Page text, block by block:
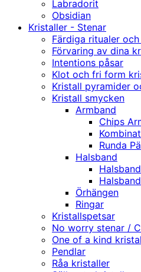
Labradorit
Obsidian
Kristaller - Stenar
Färdiga ritualer
Förvaring av dina
Intentions påsar
Klot och fri form
Kristall pyramider
Kristall smycken
Armband
Chips
Runda
Halsband
Örhängen
Ringar
Kristallspetsar
No worry stenar /
One of a kind
Pendlar
Råa kristaller